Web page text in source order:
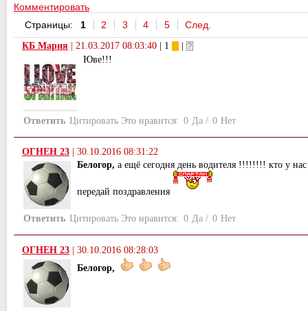
Комментировать
Страницы:
1 2 3 4 5 След.
КБ Мария | 21.03.2017 08:03:40 | 1
|
Юве!!!
Ответить Цитировать Это нравится: 0 Да / 0 Нет
ОГНЕН 23
30.10.2016 08:31:22
Белогор, а ещё сегодня день водителя !!!!!!!! кто у нас
передай поздравления
Ответить Цитировать Это нравится: 0 Да / 0 Нет
ОГНЕН 23
30.10.2016 08:28:03
Белогор,